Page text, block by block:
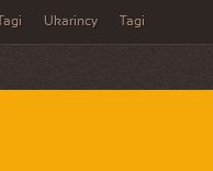
Tagi Ukarincy Tagi